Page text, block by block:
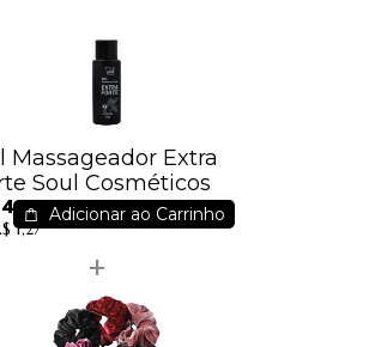
Massageador Extra
Soul Cosméticos
1,27
Adicionar ao Carrinho